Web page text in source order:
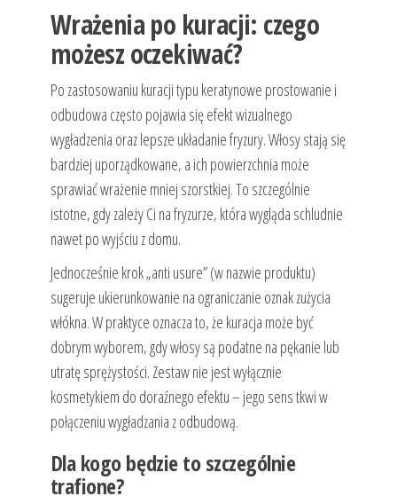
Wrażenia po kuracji: czego
możesz oczekiwać?
Po zastosowaniu kuracji typu keratynowe prostowanie i
odbudowa często pojawia się efekt wizualnego
wygładzenia oraz lepsze układanie fryzury. Włosy stają się
bardziej uporządkowane, a ich powierzchnia może
sprawiać wrażenie mniej szorstkiej. To szczególnie
istotne, gdy zależy Ci na fryzurze, która wygląda schludnie
nawet po wyjściu z domu.
Jednocześnie krok „anti usure” (w nazwie produktu)
sugeruje ukierunkowanie na ograniczanie oznak zużycia
włókna. W praktyce oznacza to, że kuracja może być
dobrym wyborem, gdy włosy są podatne na pękanie lub
utratę sprężystości. Zestaw nie jest wyłącznie
kosmetykiem do doraźnego efektu – jego sens tkwi w
połączeniu wygładzania z odbudową.
Dla kogo będzie to szczególnie
trafione?